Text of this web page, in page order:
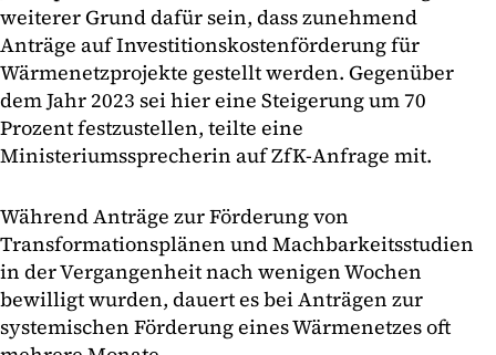
weiterer Grund dafür sein, dass zunehmend
Anträge auf Investitionskostenförderung für
Wärmenetzprojekte gestellt werden. Gegenüber
dem Jahr 2023 sei hier eine Steigerung um 70
Prozent festzustellen, teilte eine
Ministeriumssprecherin auf ZfK-Anfrage mit.
Während Anträge zur Förderung von
Transformationsplänen und Machbarkeitsstudien
in der Vergangenheit nach wenigen Wochen
bewilligt wurden, dauert es bei Anträgen zur
systemischen Förderung eines Wärmenetzes oft